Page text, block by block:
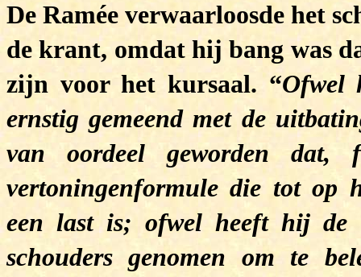
De Ramée verwaarloosde het
de krant, omdat hij bang was
zijn voor het kursaal. “Ofwel
ernstig gemeend met de
van oordeel geworden dat,
vertoningenformule die tot op
een last is; ofwel heeft hij de
schouders genomen om te